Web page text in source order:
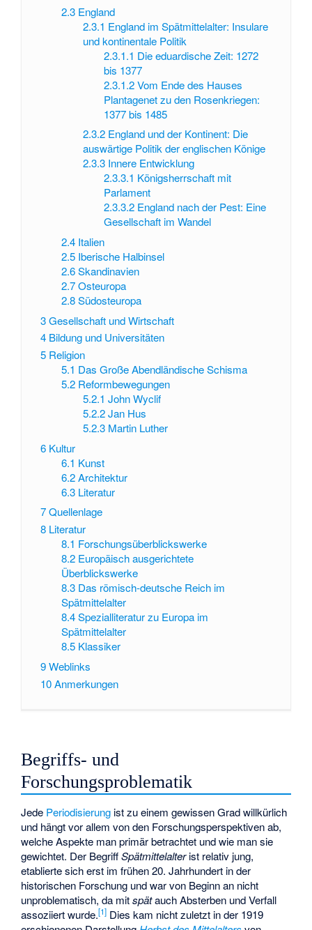
2.3 England
2.3.1 England im Spätmittelalter: Insulare
und kontinentale Politik
2.3.1.1 Die eduardische Zeit: 1272
bis 1377
2.3.1.2Vom Ende des Hauses
Plantagenet zu den Rosenkriegen:
1377 bis 1485
2.3.2 England und der Kontinent: Die
auswärtige Politik der englischen Könige
2.3.3 Innere Entwicklung
2.3.3.1 Königsherrschaft mit
Parlament
2.3.3.2 England nach der Pest: Eine
Gesellschaft im Wandel
2.4 Italien
2.5 Iberische Halbinsel
2.6 Skandinavien
2.7 Osteuropa
2.8 Südosteuropa
3Gesellschaft und Wirtschaft
4 Bildung und Universitäten
5 Religion
5.1 Das Große Abendländische Schisma
5.2 Reformbewegungen
5.2.1 John Wyclif
5.2.2 Jan Hus
5.2.3 Martin Luther
6 Kultur
6.1 Kunst
6.2 Architektur
6.3 Literatur
7Quellenlage
8 Literatur
8.1 Forschungsüberblickswerke
8.2 Europäisch ausgerichtete
Überblickswerke
8.3 Das römisch-deutsche Reich im
Spätmittelalter
8.4 Spezialliteratur zu Europa im
Spätmittelalter
8.5 Klassiker
9Weblinks
10Anmerkungen
Begriffs- und
Forschungsproblematik
Jede Periodisierung ist zu einem gewissen Grad willkürlich
und hängt vor allem von den Forschungsperspektiven ab,
welche Aspekte man primär betrachtet und wie man sie
gewichtet. Der BegriffSpätmittelalterist relativ jung,
etablierte sich erst im frühen 20. Jahrhundert in der
historischen Forschung und war von Beginn an nicht
unproblematisch, da mitspätauch Absterben und Verfall
assoziiert wurde.[1] Dies kam nicht zuletzt in der 1919